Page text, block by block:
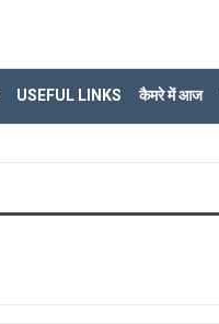
USEFUL LINKS कैमरे में आज